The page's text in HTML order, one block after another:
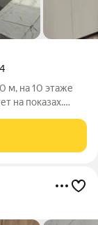
м, на 10 этаже
на показах.
можно с